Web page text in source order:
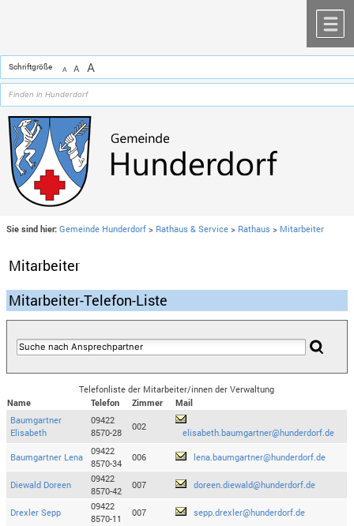
Schriftgröße A A A
Sie sind hier: Gemeinde Hunderdorf > Rathaus & Service > Rathaus > Mitarbeiter
Mitarbeiter
Mitarbeiter-Telefon-Liste
Telefonliste der Mitarbeiter/innen der Verwaltung
Name
Telefon Zimmer
Mail
Baumgartner
Elisabeth
09422
8570-28
002
elisabeth.baumgartner@hunderdorf.de
Baumgartner Lena
09422
8570-34
006 lena.baumgartner@hunderdorf.de
Diewald Doreen
09422
8570-42
007 doreen.diewald@hunderdorf.de
Drexler Sepp
09422
8570-11
007 sepp.drexler@hunderdorf.de